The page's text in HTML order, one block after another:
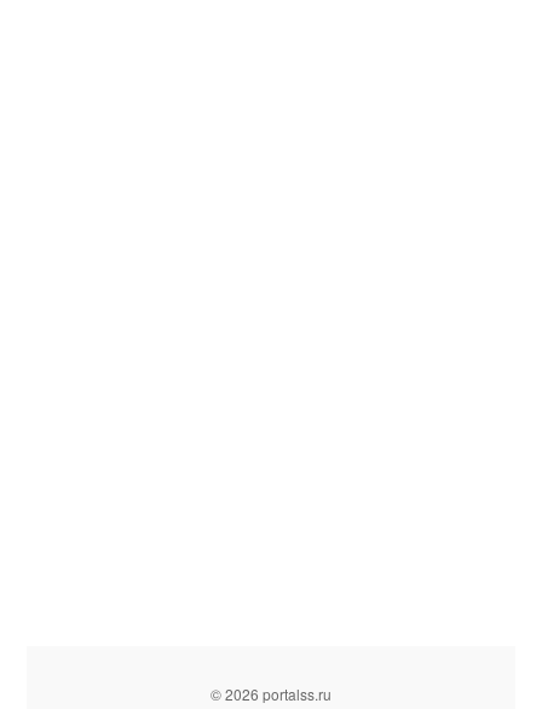
© 2026 portalss.ru